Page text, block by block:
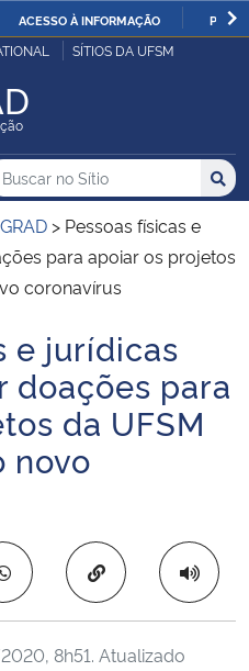
IR
O
ACESSO À INFORMAÇÃO
SÍTIOS DA UFSM
Sítio no no Sítio
> Pessoas físicas e
para apoiar os projetos
coronavírus
e jurídicas
doações para
da UFSM
novo
Copiar para área
8h51. Atualizado